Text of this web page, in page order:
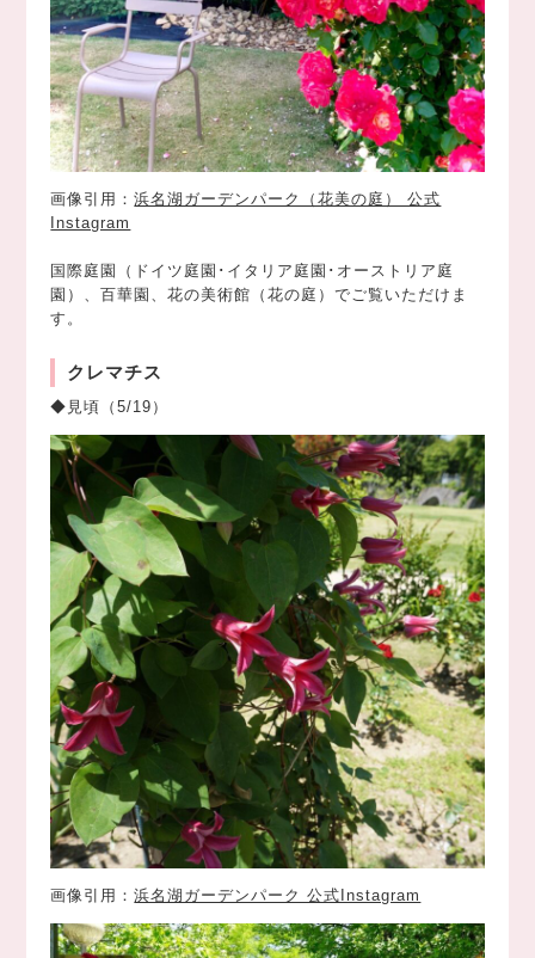
画像引用：浜名湖ガーデンパーク（花美の庭） 公式
Instagram
国際庭園（ドイツ庭園･イタリア庭園･オーストリア庭
園）、百華園、花の美術館（花の庭）でご覧いただけま
す。
クレマチス
◆見頃（5/19）
画像引用：浜名湖ガーデンパーク 公式Instagram